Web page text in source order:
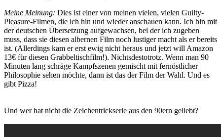
Meine Meinung: Dies ist einer von meinen vielen, vielen Guilty-
Pleasure-Filmen, die ich hin und wieder anschauen kann. Ich bin mit
der deutschen Übersetzung aufgewachsen, bei der ich zugeben
muss, dass sie diesen albernen Film noch lustiger macht als er bereits
ist. (Allerdings kam er erst ewig nicht heraus und jetzt will Amazon
13€ für diesen Grabbeltischfilm!). Nichtsdestotrotz. Wenn man 90
Minuten lang schräge Kampfszenen gemischt mit fernöstlicher
Philosophie sehen möchte, dann ist das der Film der Wahl. Und es
gibt Pizza!
Und wer hat nicht die Zeichentrickserie aus den 90ern geliebt?